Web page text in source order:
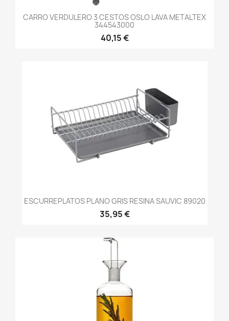
CARRO VERDULERO 3 CESTOS OSLO LAVA METALTEX
344543000
40,15 €
ESCURREPLATOS PLANO GRIS RESINA SAUVIC 89020
35,95 €